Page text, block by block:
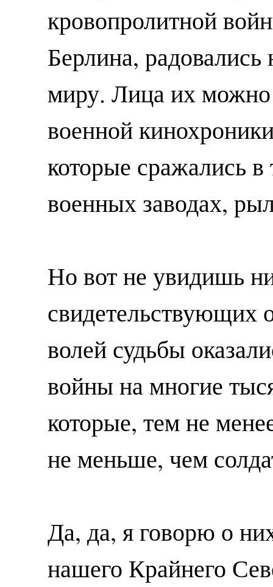
кровопролитной
Берлина,
миру. Лица их можно
военной
которые сражались
военных заводах,
Но вот не увидишь
свидетельствующих
волей судьбы
войны на многие
которые, тем не
не меньше, чем
Да, да, я говорю о
нашего Крайнего